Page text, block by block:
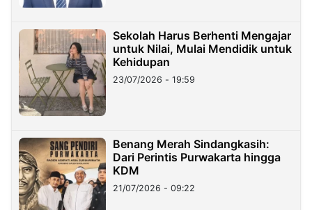
Sekolah Harus Berhenti Mengajar
untuk Nilai, Mulai Mendidik untuk
Kehidupan
23/07/2026 - 19:59
Benang Merah Sindangkasih:
Dari Perintis Purwakarta hingga
KDM
21/07/2026 - 09:22